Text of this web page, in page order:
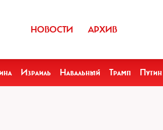
НОВОСТИ АРХИВ
Израиль Навальный Трамп Путин